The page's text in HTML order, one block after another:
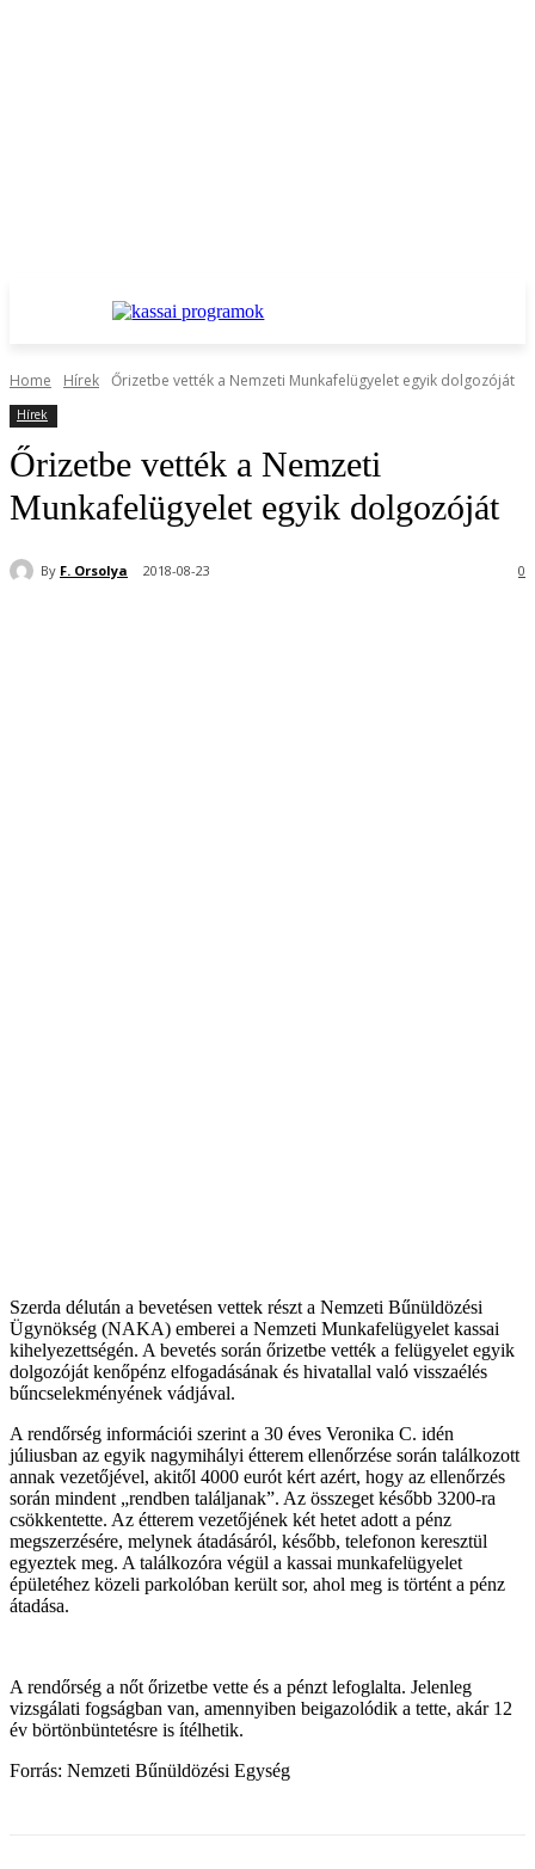
Home Hírek Őrizetbe vették a Nemzeti Munkafelügyelet egyik dolgozóját
Hírek
Őrizetbe vették a Nemzeti
Munkafelügyelet egyik dolgozóját
By F. Orsolya 2018-08-23 0
Szerda délután a bevetésen vettek részt a Nemzeti Bűnüldözési
Ügynökség (NAKA) emberei a Nemzeti Munkafelügyelet kassai
kihelyezettségén. A bevetés során őrizetbe vették a felügyelet egyik
dolgozóját kenőpénz elfogadásának és hivatallal való visszaélés
bűncselekményének vádjával.
A rendőrség információi szerint a 30 éves Veronika C. idén
júliusban az egyik nagymihályi étterem ellenőrzése során találkozott
annak vezetőjével, akitől 4000 eurót kért azért, hogy az ellenőrzés
során mindent „rendben találjanak”. Az összeget később 3200-ra
csökkentette. Az étterem vezetőjének két hetet adott a pénz
megszerzésére, melynek átadásáról, később, telefonon keresztül
egyeztek meg. A találkozóra végül a kassai munkafelügyelet
épületéhez közeli parkolóban került sor, ahol meg is történt a pénz
átadása.
A rendőrség a nőt őrizetbe vette és a pénzt lefoglalta. Jelenleg
vizsgálati fogságban van, amennyiben beigazolódik a tette, akár 12
év börtönbüntetésre is ítélhetik.
Forrás: Nemzeti Bűnüldözési Egység